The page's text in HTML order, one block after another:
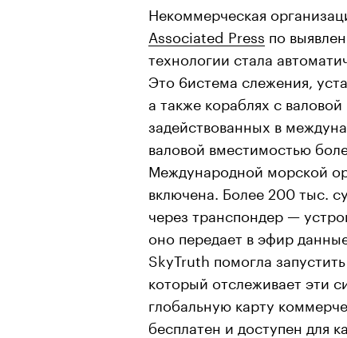
Некоммерческая
Associated Press по
технологии стала
Это 6истема слежения,
а также кораблях с
задействованных в
валовой вместимостью
Международной морской
включена. Более 200 тыс.
через транспондер —
оно передает в эфир
SkyTruth помогла
который отслеживает эти
глобальную карту
бесплатен и доступен для